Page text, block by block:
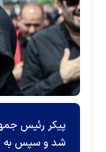
شد و سپس به